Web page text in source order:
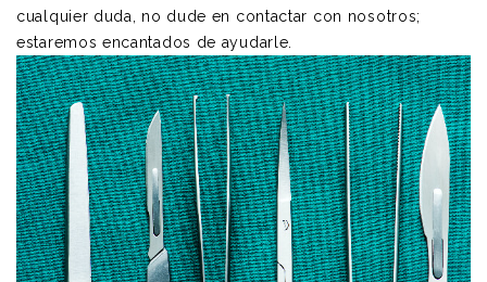
cualquier duda, no dude en contactar con nosotros;
estaremos encantados de ayudarle.